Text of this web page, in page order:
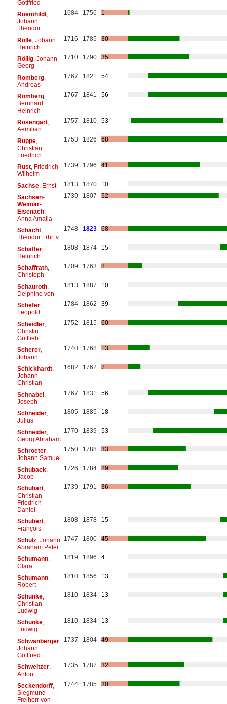
Gottfried
Roemhildt,
Johann
Theodor
1684 1756 1
Rolle, Johann
Heinrich
1716 1785 30
Röllig, Johann
Georg
1710 1790 35
Romberg,
Andreas
1767 1821 54
Romberg,
Bernhard
Heinrich
1767 1841 56
Rosengart,
Aemilian
1757 1810 53
Ruppe,
Christian
Friedrich
1753 1826 68
Rust, Friedrich
Wilhelm
1739 1796 41
Sachse, Ernst 1813 1870
10
Sachsen-
Weimar-
Eisenach,
Anna Amalia
1739 1807 52
Schacht,
Theodor Frhr. v.
1748 1823 68
Schäffer,
Heinrich
1808 1874 15
Schaffrath,
Christoph
1709 1763 8
Schauroth,
Delphine von
1813 1887 10
Schefer,
Leopold
1784 1862 39
Scheidler,
Christin
Gottlieb
1752 1815 60
Scherer,
Johann
1740 1768 13
Schickhardt,
Johann
Christian
1682 1762 7
Schnabel,
Joseph
1767 1831 56
Schneider,
Julius
1805 1885 18
Schneider,
Georg Abraham
1770 1839 53
Schroeter,
Johann Samuel
1750 1788 33
Schuback,
Jacob
1726 1784 29
Schubart,
Christian
Friedrich
Daniel
1739 1791 36
Schubert,
François
1808 1878 15
Schulz, Johann
Abraham Peter
1747 1800 45
Schumann,
Clara
1819 1896 4
Schumann,
Robert
1810 1856 13
Schunke,
Christian
Ludwig
1810 1834 13
Schunke,
Ludwig
1810 1834 13
Schwanberger,
Johann
Gottfried
1737 1804 49
Schweitzer,
Anton
1735 1787 32
Seckendorff,
Siegmund
Freiherr von
1744 1785 30